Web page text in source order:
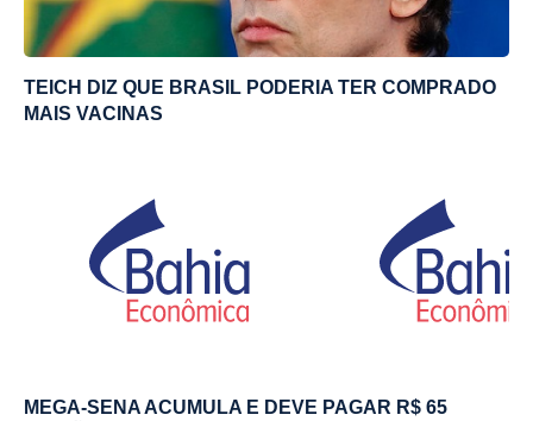
TEICH DIZ QUE BRASIL PODERIA TER COMPRADO
MAIS VACINAS
MEGA-SENA ACUMULA E DEVE PAGAR R$ 65